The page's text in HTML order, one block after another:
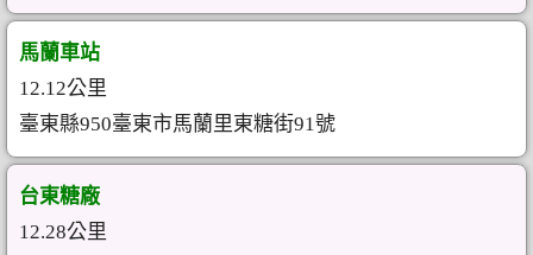
馬蘭車站
12.12公里
臺東縣950臺東市馬蘭里東糖街91號
台東糖廠
12.28公里